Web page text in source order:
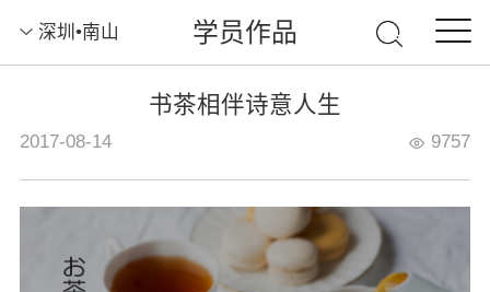
深圳•南山 学员作品
书茶相伴诗意人生
2017-08-14 9757